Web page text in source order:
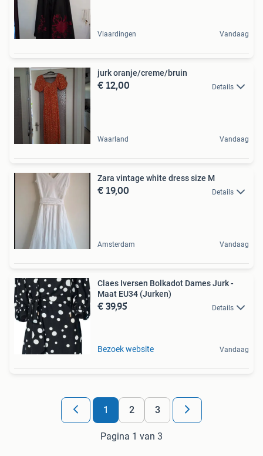
Vlaardingen Vandaag
jurk oranje/creme/bruin
€ 12,00 Details
Waarland Vandaag
Zara vintage white dress size M
€ 19,00 Details
Amsterdam Vandaag
Claes Iversen Bolkadot Dames Jurk -
Maat EU34 (Jurken)
€ 39,95 Details
Bezoek website Vandaag
1 2 3
Pagina 1 van 3